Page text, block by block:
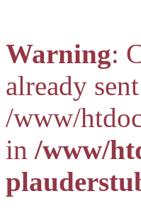
Warning:
already
/www/
in /www/